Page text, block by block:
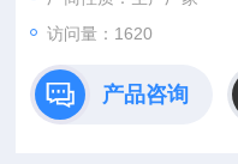
访问量：1620
产品咨询